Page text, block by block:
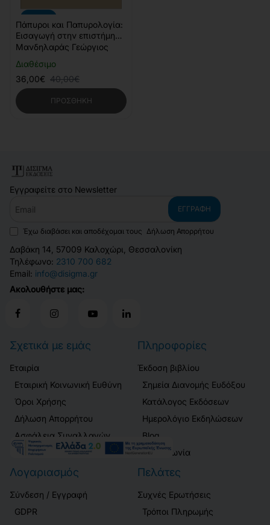
Διαθέσιμο
Πάπυροι και Παπυρολογία:
Εισαγωγή στην επιστήμη
της Παπυρολογίας (5η
Μανδηλαράς Γεώργιος
36,00€ 40,00€
ΠΡΟΣΘΉΚΗ
Εγγραφείτε στο Newsletter
ΕΓΓΡΑΦΉ
Έχω διαβάσει και αποδέχομαι τους Δήλωση Απορρήτου
Δαβάκη 14, 57009 Καλοχώρι, Θεσσαλονίκη
Τηλέφωνο: 2310 700 682
Email: info@disigma.gr
Ακολουθήστε μας:
Σχετικά με εμάς
Εταιρία
Εταιρική Κοινωνική Ευθύνη
Όροι Χρήσης
Δήλωση Απορρήτου
Ασφάλεια Συναλλαγών
Πληροφορίες
Έκδοση βιβλίου
Σημεία Διανομής Ευδόξου
Κατάλογος Εκδόσεων
Ημερολόγιο Εκδηλώσεων
Blog
Επικοινωνία
Λογαριασμός
Σύνδεση / Εγγραφή
GDPR
Πελάτες
Συχνές Ερωτήσεις
Τρόποι Πληρωμής